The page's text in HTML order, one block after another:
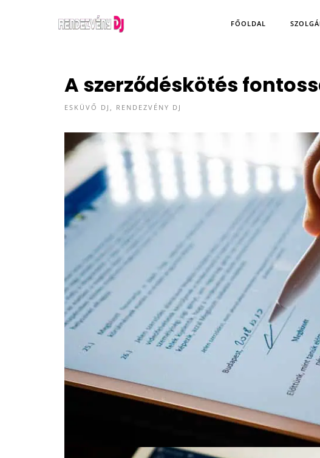
FŐOLDAL
A szerződéskötés
ESKÜVŐ DJ , RENDEZVÉNY DJ